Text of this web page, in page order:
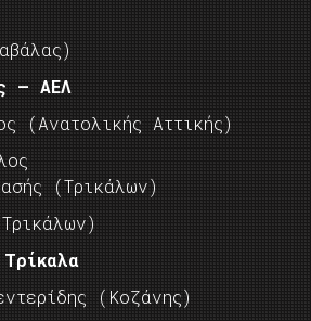
– ΑΕΛ
(Ανατολικής Αττικής)
(Τρικάλων)
(Κοζάνης)